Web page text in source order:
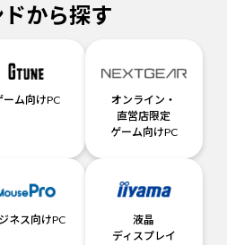
から探す
ーム向けPC
オンライン・
直営店限定
ゲーム向けPC
ネス向けPC
液晶
ディスプレイ